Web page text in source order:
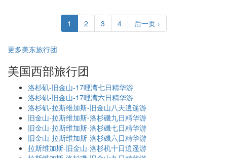
1 2 3 4 后一页 ›
更多美东旅行团
美国西部旅行团
洛杉矶-旧金山-17哩湾七日精华游
洛杉矶-旧金山-17哩湾六日精华游
洛杉矶-拉斯维加斯-旧金山八天逍遥游
旧金山-拉斯维加斯-洛杉磯九日精华游
旧金山-拉斯维加斯-洛杉磯七日精华游
旧金山-拉斯维加斯-洛杉磯六日精华游
拉斯维加斯-旧金山-洛杉机十日逍遥游